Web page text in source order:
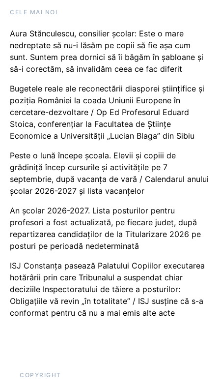
CELE MAI NOI
Aura Stănculescu, consilier școlar: Este o mare
nedreptate să nu-i lăsăm pe copii să fie așa cum
sunt. Suntem prea dornici să îi băgăm în șabloane și
să-i corectăm, să invalidăm ceea ce fac diferit
Bugetele reale ale reconectării diasporei științifice și
poziția României la coada Uniunii Europene în
cercetare-dezvoltare / Op Ed Profesorul Eduard
Stoica, conferențiar la Facultatea de Științe
Economice a Universității „Lucian Blaga” din Sibiu
Peste o lună începe școala. Elevii și copiii de
grădiniță încep cursurile și activitățile pe 7
septembrie, după vacanța de vară / Calendarul anului
școlar 2026-2027 și lista vacanțelor
An școlar 2026-2027. Lista posturilor pentru
profesori a fost actualizată, pe fiecare județ, după
repartizarea candidaților de la Titularizare 2026 pe
posturi pe perioadă nedeterminată
ISJ Constanța pasează Palatului Copiilor executarea
hotărârii prin care Tribunalul a suspendat chiar
deciziile Inspectoratului de tăiere a posturilor:
Obligațiile vă revin „în totalitate” / ISJ susține că s-a
conformat pentru că nu a mai emis alte acte
COPYRIGHT